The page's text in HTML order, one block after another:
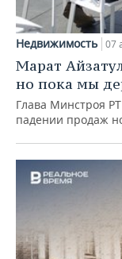
Недвижимость 07
Марат
но пока мы
Глава Минстроя
падении продаж